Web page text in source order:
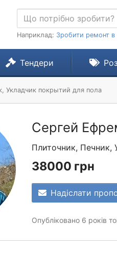
Наприклад: Зробити ремонт в
Тендери
Укладчик покрытий для пола
Сергей
Плиточник, Печник,
38000 грн
Надіслати
Опубліковано 6 років